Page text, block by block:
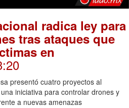
radica ley para
tras ataques que
en
presentó cuatro proyectos al
iniciativa para controlar drones y
a nuevas amenazas